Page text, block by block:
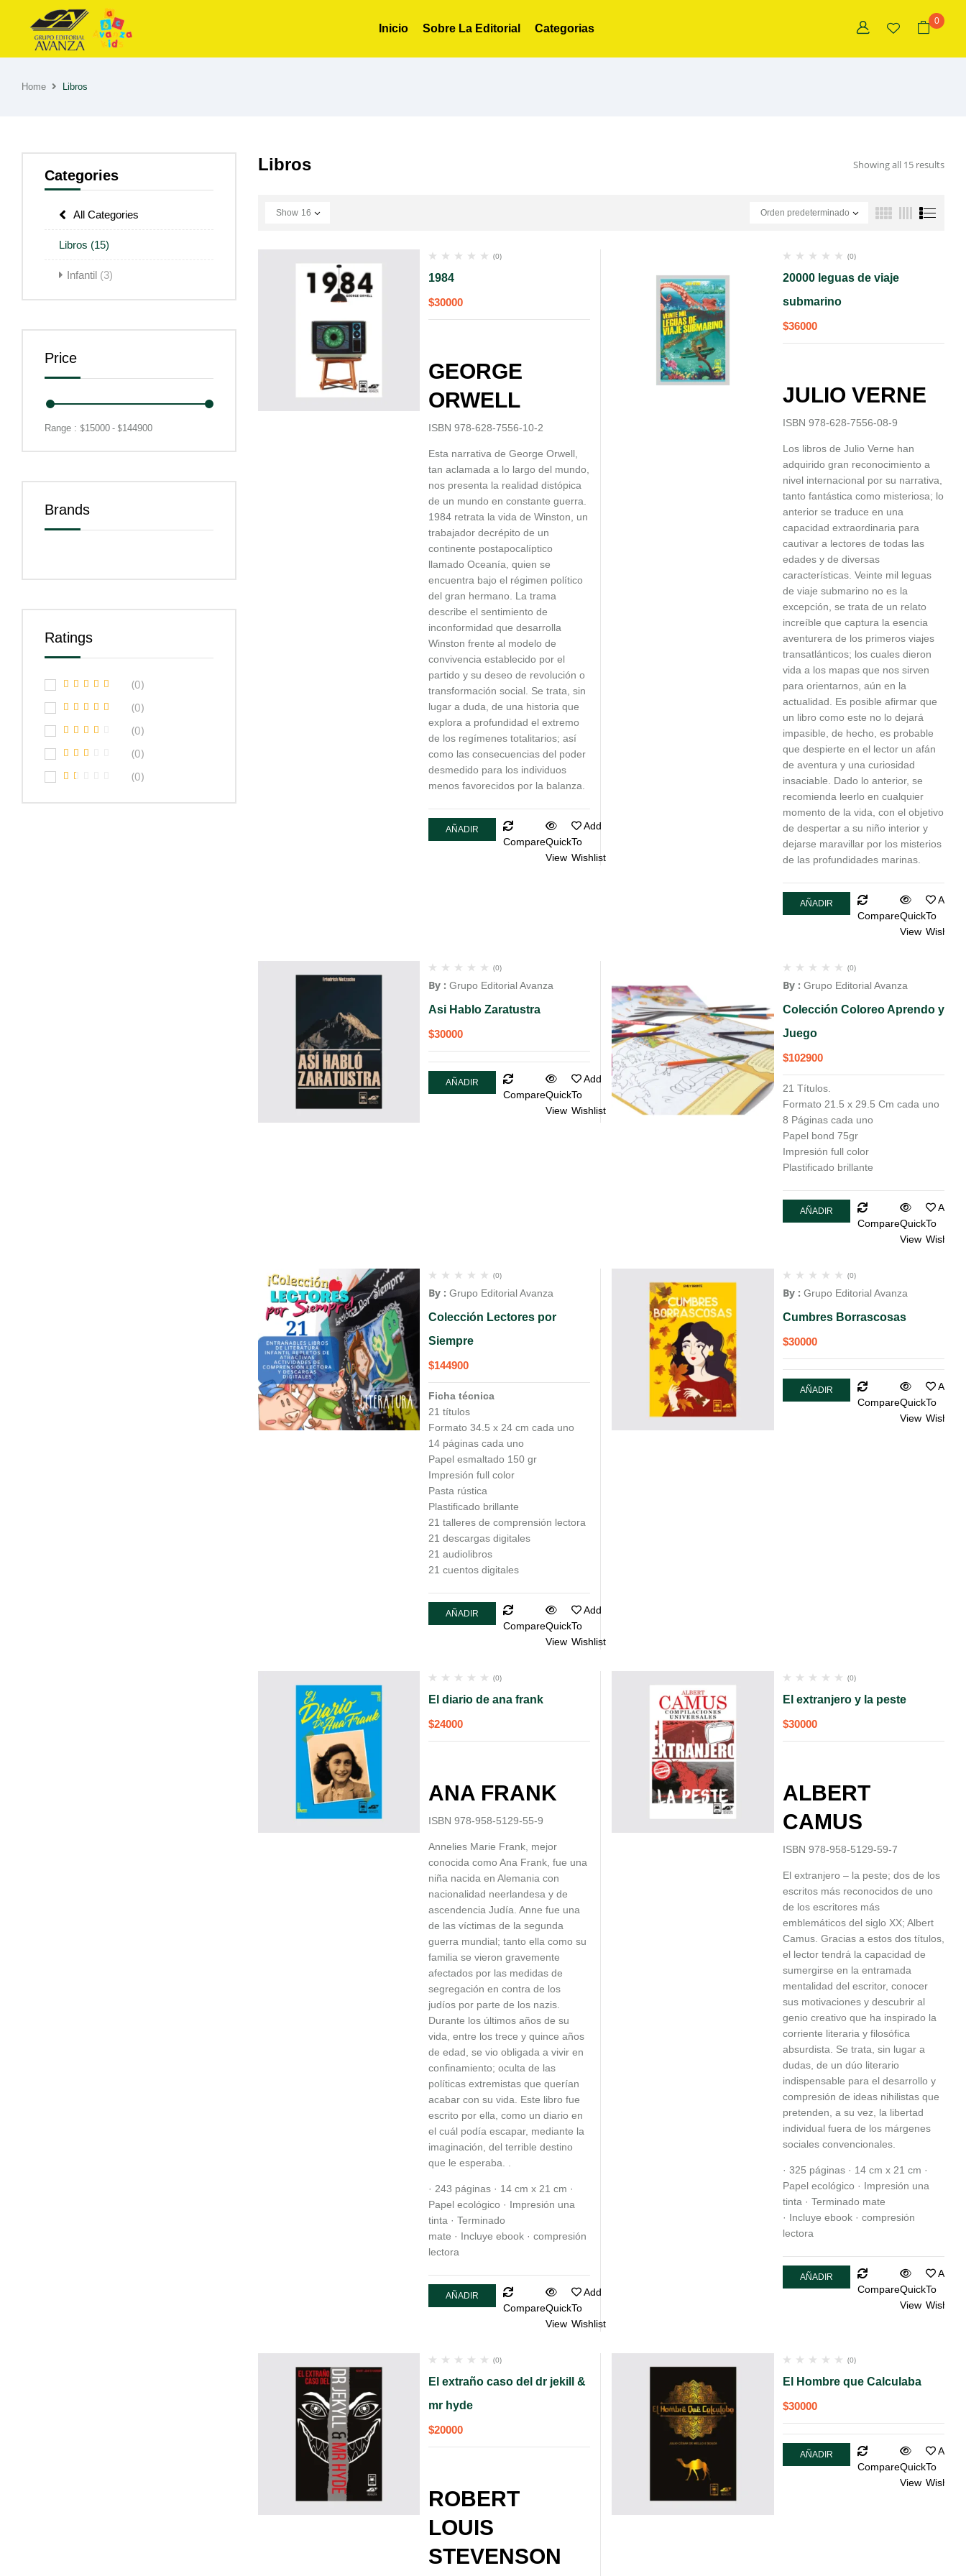
Inicio Sobre La Editorial Categorias
0
Home Libros
Categories
All Categories
Libros (15)
Infantil (3)
Price
Range : $15000 - $144900
Brands
Ratings
(0)
(0)
(0)
(0)
(0)
Libros Showing all 15 results
Orden predeterminado
Show 16
(0)
1984
$30000
GEORGE
ORWELL
ISBN 978-628-7556-10-2
Esta narrativa de George Orwell,
tan aclamada a lo largo del mundo,
nos presenta la realidad distópica
de un mundo en constante guerra.
1984 retrata la vida de Winston, un
trabajador decrépito de un
continente postapocalíptico
llamado Oceanía, quien se
encuentra bajo el régimen político
del gran hermano. La trama
describe el sentimiento de
inconformidad que desarrolla
Winston frente al modelo de
convivencia establecido por el
partido y su deseo de revolución o
transformación social. Se trata, sin
lugar a duda, de una historia que
explora a profundidad el extremo
de los regímenes totalitarios; así
como las consecuencias del poder
desmedido para los individuos
menos favorecidos por la balanza.
AÑADIR
CompareQuick
View
Add
To
Wishlist
(0)
20000 leguas de viaje
submarino
$36000
JULIO VERNE
ISBN 978-628-7556-08-9
Los libros de Julio Verne han
adquirido gran reconocimiento a
nivel internacional por su narrativa,
tanto fantástica como misteriosa; lo
anterior se traduce en una
capacidad extraordinaria para
cautivar a lectores de todas las
edades y de diversas
características. Veinte mil leguas
de viaje submarino no es la
excepción, se trata de un relato
increíble que captura la esencia
aventurera de los primeros viajes
transatlánticos; los cuales dieron
vida a los mapas que nos sirven
para orientarnos, aún en la
actualidad. Es posible afirmar que
un libro como este no lo dejará
impasible, de hecho, es probable
que despierte en el lector un afán
de aventura y una curiosidad
insaciable. Dado lo anterior, se
recomienda leerlo en cualquier
momento de la vida, con el objetivo
de despertar a su niño interior y
dejarse maravillar por los misterios
de las profundidades marinas.
AÑADIR
CompareQuick
View
Add
To
Wishlist
(0)
By : Grupo Editorial Avanza
Asi Hablo Zaratustra
$30000
AÑADIR
CompareQuick
View
Add
To
Wishlist
(0)
By : Grupo Editorial Avanza
Colección Coloreo Aprendo y
Juego
$102900
21 Títulos.
Formato 21.5 x 29.5 Cm cada uno
8 Páginas cada uno
Papel bond 75gr
Impresión full color
Plastificado brillante
AÑADIR
CompareQuick
View
Add
To
Wishlist
(0)
By : Grupo Editorial Avanza
Colección Lectores por
Siempre
$144900
Ficha técnica
21 títulos
Formato 34.5 x 24 cm cada uno
14 páginas cada uno
Papel esmaltado 150 gr
Impresión full color
Pasta rústica
Plastificado brillante
21 talleres de comprensión lectora
21 descargas digitales
21 audiolibros
21 cuentos digitales
AÑADIR
CompareQuick
View
Add
To
Wishlist
(0)
By : Grupo Editorial Avanza
Cumbres Borrascosas
$30000
AÑADIR
CompareQuick
View
Add
To
Wishlist
(0)
El diario de ana frank
$24000
ANA FRANK
ISBN 978-958-5129-55-9
Annelies Marie Frank, mejor
conocida como Ana Frank, fue una
niña nacida en Alemania con
nacionalidad neerlandesa y de
ascendencia Judía. Anne fue una
de las víctimas de la segunda
guerra mundial; tanto ella como su
familia se vieron gravemente
afectados por las medidas de
segregación en contra de los
judíos por parte de los nazis.
Durante los últimos años de su
vida, entre los trece y quince años
de edad, se vio obligada a vivir en
confinamiento; oculta de las
políticas extremistas que querían
acabar con su vida. Este libro fue
escrito por ella, como un diario en
el cuál podía escapar, mediante la
imaginación, del terrible destino
que le esperaba. .
· 243 páginas · 14 cm x 21 cm ·
Papel ecológico · Impresión una
tinta · Terminado
mate · Incluye ebook · compresión
lectora
AÑADIR
CompareQuick
View
Add
To
Wishlist
(0)
El extranjero y la peste
$30000
ALBERT
CAMUS
ISBN 978-958-5129-59-7
El extranjero – la peste; dos de los
escritos más reconocidos de uno
de los escritores más
emblemáticos del siglo XX; Albert
Camus. Gracias a estos dos títulos,
el lector tendrá la capacidad de
sumergirse en la entramada
mentalidad del escritor, conocer
sus motivaciones y descubrir al
genio creativo que ha inspirado la
corriente literaria y filosófica
absurdista. Se trata, sin lugar a
dudas, de un dúo literario
indispensable para el desarrollo y
compresión de ideas nihilistas que
pretenden, a su vez, la libertad
individual fuera de los márgenes
sociales convencionales.
· 325 páginas · 14 cm x 21 cm ·
Papel ecológico · Impresión una
tinta · Terminado mate
· Incluye ebook · compresión
lectora
AÑADIR
CompareQuick
View
Add
To
Wishlist
(0)
El extraño caso del dr jekill &
mr hyde
$20000
ROBERT
LOUIS
STEVENSON
(0)
El Hombre que Calculaba
$30000
AÑADIR
CompareQuick
View
Add
To
Wishlist